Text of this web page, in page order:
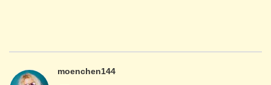
moenchen144